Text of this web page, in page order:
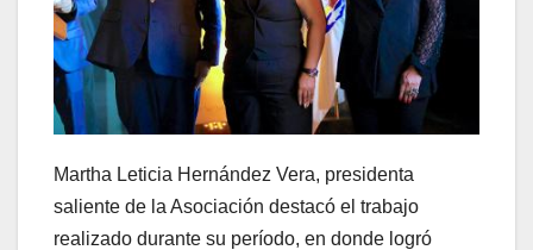
Martha Leticia Hernández Vera, presidenta
saliente de la Asociación destacó el trabajo
realizado durante su período, en donde logró